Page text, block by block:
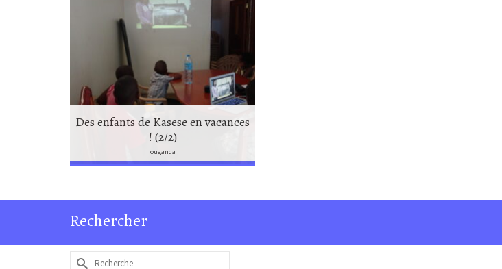
Des enfants de Kasese en vacances
! (2/2)
ouganda
Rechercher
Rechercher :